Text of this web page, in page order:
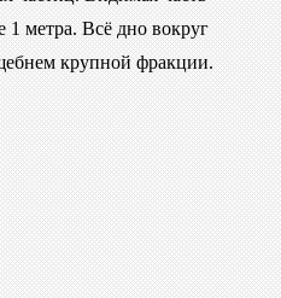
метра. Всё дно вокруг
крупной фракции.